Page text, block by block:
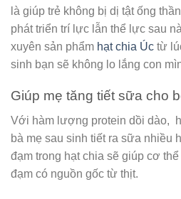
là giúp trẻ không bị dị tật ống
phát triển trí lực lẫn thể lực sau
xuyên sản phẩm hạt chia Úc từ
sinh bạn sẽ không lo lắng con
Giúp mẹ tăng tiết sữa cho
Với hàm lượng protein dồi dào,
bà mẹ sau sinh tiết ra sữa nhiều
đạm trong hạt chia sẽ giúp cơ
đạm có nguồn gốc từ thịt.